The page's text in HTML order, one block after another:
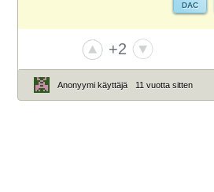
DAC
+2
Anonyymi käyttäjä 11 vuotta sitten